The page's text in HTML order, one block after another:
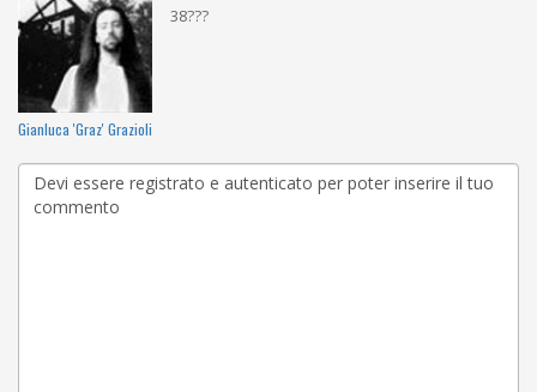
Gianluca 'Graz' Grazioli
38???